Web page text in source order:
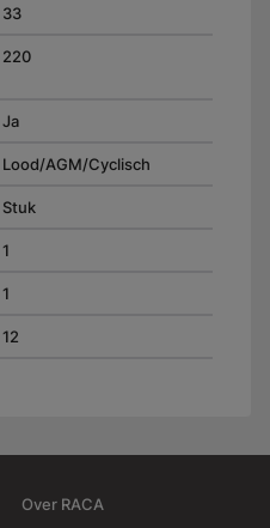
33
220
Ja
Lood/AGM/Cyclisch
Stuk
1
1
12
Over RACA